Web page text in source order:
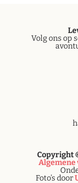
Volg ons op
Copyright
Algemene
Foto’s door